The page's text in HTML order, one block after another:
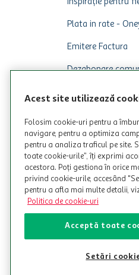
Inspirație pentru
Plata in rate -
Emitere Factura
Dezabonare
Acest site utilizează
Folosim cookie-uri pentru a
navigare, pentru a optimiza
pentru a analiza traficul pe site.
toate cookie-urile”, îți exprimi
acestora. Poți gestiona în orice
privind cookie-urile, accesând
pentru a afla mai multe detalii,
Politica de cookie-uri
Acceptă toate
Setări